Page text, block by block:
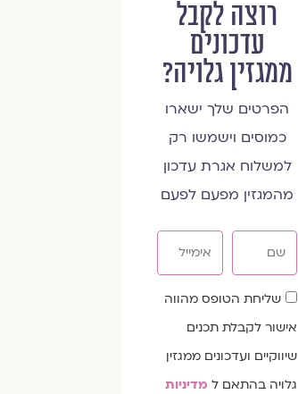
רוצה לקבל
עדכונים
ממגזין גלויה?
הפרטים שלך ישארו
כמוסים וישמשו רק
למשלוח אגרת עדכון
מהמגזין מפעם לפעם
שדהשליחת הטופס מהווה
אישור לקבלת תכנים
שיווקיים ועדכונים ממגזין
גלויה בהתאם למדיניות